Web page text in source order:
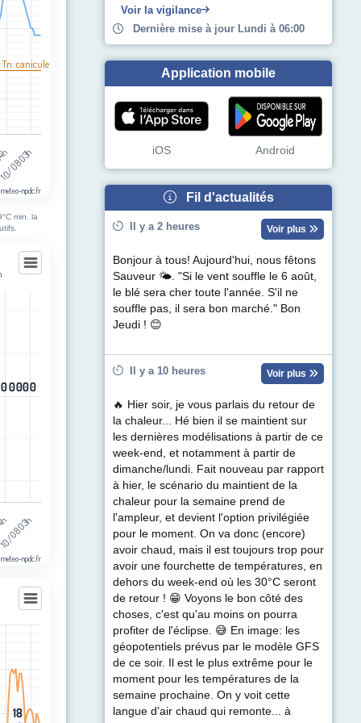
08 03h
meteo-npdc.fr
canicule
min. la
de précipitations (mm). Data ranges from -0.5 to 0.5.
0
00
00
00
00
0
08 03h
meteo-npdc.fr
(km/h). Data ranges from 1 to 31.
18
18
Voir la vigilance
Dernière mise à jour Lundi à 06:00
Application mobile
iOS Android
Fil d'actualités
Il y a 2 heures Voir plus
Bonjour à tous! Aujourd'hui, nous fêtons
Sauveur 🌤. "Si le vent souffle le 6 août,
le blé sera cher toute l'année. S'il ne
souffle pas, il sera bon marché." Bon
Jeudi ! 😊
Il y a 10 heures Voir plus
🔥 Hier soir, je vous parlais du retour de
la chaleur... Hé bien il se maintient sur
les dernières modélisations à partir de ce
week-end, et notamment à partir de
dimanche/lundi. Fait nouveau par rapport
à hier, le scénario du maintient de la
chaleur pour la semaine prend de
l'ampleur, et devient l'option privilégiée
pour le moment. On va donc (encore)
avoir chaud, mais il est toujours trop pour
avoir une fourchette de températures, en
dehors du week-end où les 30°C seront
de retour ! 😁 Voyons le bon côté des
choses, c'est qu'au moins on pourra
profiter de l'éclipse. 😅 En image: les
géopotentiels prévus par le modèle GFS
de ce soir. Il est le plus extrême pour le
moment pour les températures de la
semaine prochaine. On y voit cette
langue d'air chaud qui remonte... à